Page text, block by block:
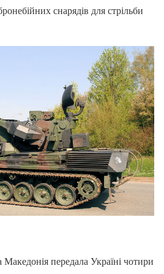
снарядів для стрільби
передала Україні чотири